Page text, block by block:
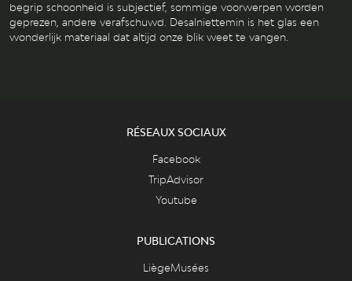
begrip schoonheid is subjectief, sommige voorwerpen worden
geprezen, andere verafschuwd. Desalniettemin is het glas een
wonderlijk materiaal dat altijd onze blik weet te vangen.
RÉSEAUX SOCIAUX
Facebook
TripAdvisor
Youtube
PUBLICATIONS
LiègeMusées